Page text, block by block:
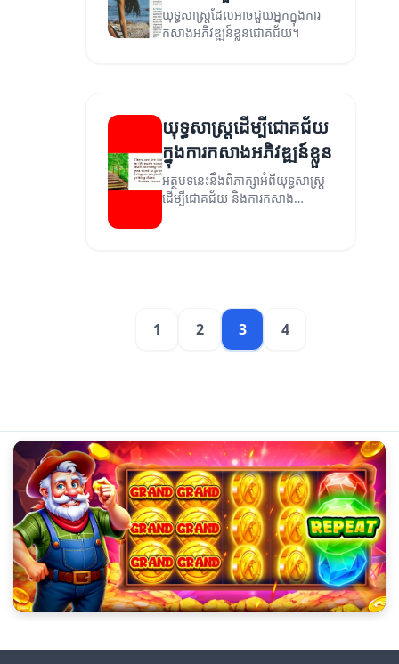
យុទ្ធសាស្ត្រដែលអាចជួយអ្នកក្នុងការ
កសាងអភិវឌ្ឍន៍ខ្លួនជោគជ័យ។
យុទ្ធសាស្ត្រដើម្បីជោគជ័យ
ក្នុងការកសាងអភិវឌ្ឍន៍ខ្លួន
អត្ថបទនេះនឹងពិភាក្សាអំពីយុទ្ធសាស្ត្រ
ដើម្បីជោគជ័យ និងការកសាង
1 2 3 4